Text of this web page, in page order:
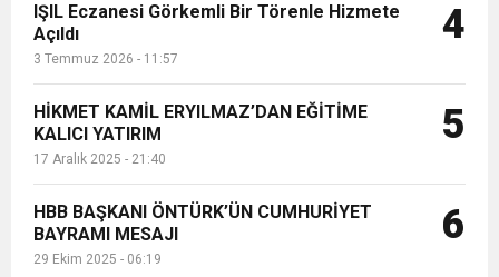
IŞIL Eczanesi Görkemli Bir Törenle Hizmete
Açıldı
3 Temmuz 2026 - 11:57
4
HİKMET KAMİL ERYILMAZ’DAN EĞİTİME
KALICI YATIRIM
17 Aralık 2025 - 21:40
5
HBB BAŞKANI ÖNTÜRK’ÜN CUMHURİYET
BAYRAMI MESAJI
29 Ekim 2025 - 06:19
6